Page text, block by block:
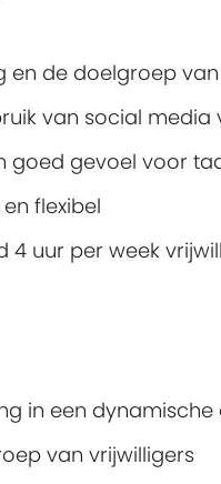
en de doelgroep
van social media
goed gevoel voor
flexibel
uur per week
in een
van vrijwilligers